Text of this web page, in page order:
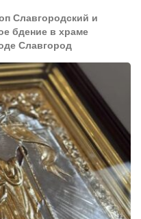
Славгородский и
бдение в храме
Славгород